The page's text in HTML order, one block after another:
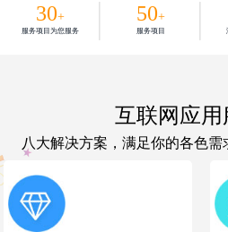
30+
服务项目为您服务
50+
服务项目
互联网应用
八大解决方案，满足你的各色